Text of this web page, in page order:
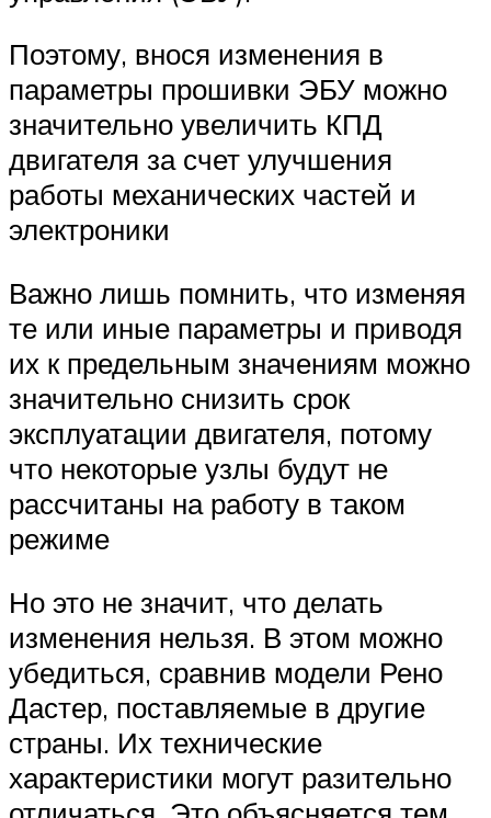
Поэтому, внося изменения в
параметры прошивки ЭБУ можно
значительно увеличить КПД
двигателя за счет улучшения
работы механических частей и
электроники
Важно лишь помнить, что изменяя
те или иные параметры и приводя
их к предельным значениям можно
значительно снизить срок
эксплуатации двигателя, потому
что некоторые узлы будут не
рассчитаны на работу в таком
режиме
Но это не значит, что делать
изменения нельзя. В этом можно
убедиться, сравнив модели Рено
Дастер, поставляемые в другие
страны. Их технические
характеристики могут разительно